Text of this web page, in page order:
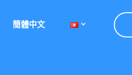
簡體中文